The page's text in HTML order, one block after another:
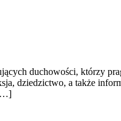
duchowości, którzy
dziedzictwo, a także
[…]